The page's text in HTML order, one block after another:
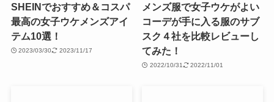
SHEINでおすすめ＆コスパ
最高の女子ウケメンズアイ
テム10選！
2023/03/30 2023/11/17
メンズ服で女子ウケがよい
コーデが手に入る服のサブ
スク４社を比較レビューし
てみた！
2022/10/31 2022/11/01